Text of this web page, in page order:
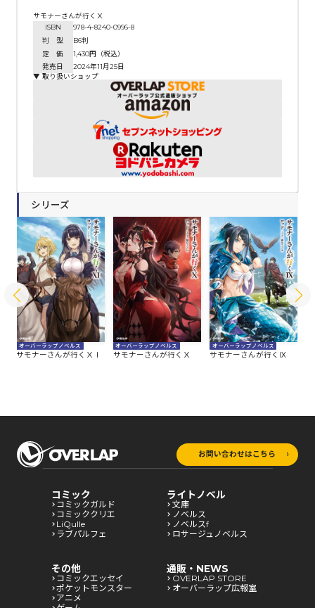
サモナーさんが行くⅩ
ISBN
978-4-8240-0996-8
判 型
B6判
定 価
1,430円（税込）
発売日
2024年11月25日
▼ 取り扱いショップ
シリーズ
オーバーラップノベルス
サモナーさんが行くⅩⅠ
オーバーラップノベルス
サモナーさんが行くⅩ
オーバーラップノベルス
サモナーさんが行くⅨ
お問い合わせはこちら
コミック
コミックガルド
コミッククリエ
LiQulle
ラブパルフェ
ライトノベル
文庫
ノベルス
ノベルスf
ロサージュノベルス
その他
コミックエッセイ
ポケットモンスター
アニメ
通販・NEWS
OVERLAP STORE
オーバーラップ広報室